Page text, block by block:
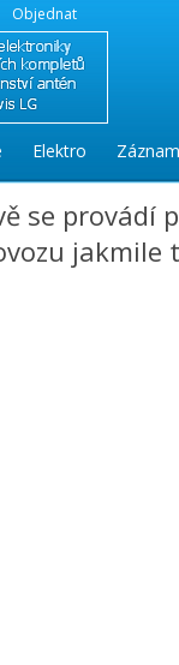
Objednat
Elektro
se provádí